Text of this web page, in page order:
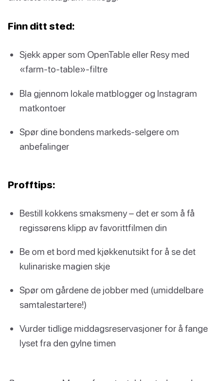
Finn ditt sted:
Sjekk apper som OpenTable eller Resy med
«farm-to-table»-filtre
Bla gjennom lokale matblogger og Instagram
matkontoer
Spør dine bondens markeds-selgere om
anbefalinger
Profftips:
Bestill kokkens smaksmeny – det er som å få
regissørens klipp av favorittfilmen din
Be om et bord med kjøkkenutsikt for å se det
kulinariske magien skje
Spør om gårdene de jobber med (umiddelbare
samtalestartere!)
Vurder tidlige middagsreservasjoner for å fange
lyset fra den gylne timen